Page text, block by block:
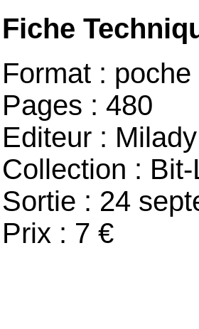
Fiche
Format : poche
Pages : 480
Editeur : Milady
Collection :
Sortie : 24
Prix : 7 €